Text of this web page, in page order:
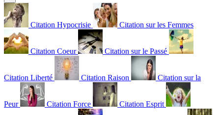
Citation Hypocrisie Citation sur les Femmes
Citation Coeur Citation sur le Passé
Citation Liberté Citation Raison Citation sur la
Peur Citation Force Citation Esprit